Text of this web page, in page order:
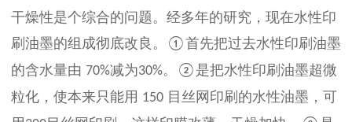
干燥性是个综合的问题。经多年的研究，现在水性印
刷油墨的组成彻底改良。
①首先把过去水性印刷油墨
的含水量由 70%减为30%。 ② 是把水性印刷油墨超微
粒化，使本来只能用 150 目丝网印刷的水性油墨，可